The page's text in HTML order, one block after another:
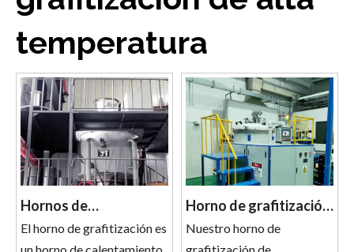
2026-08-01
¿Cómo resolver los problemas de 'bajo grado de grafitización y grandes fluctuaciones de lotes' de los materiales de ánodo de batería de litio?
temperatura
Hornos de
Grafitización Continua
El horno de grafitización es
Horno de grafitización
de laboratorio
Nuestro horno de